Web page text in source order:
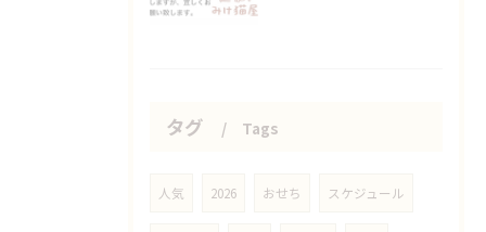
タグ Tags
人気 2026 おせち スケジュール